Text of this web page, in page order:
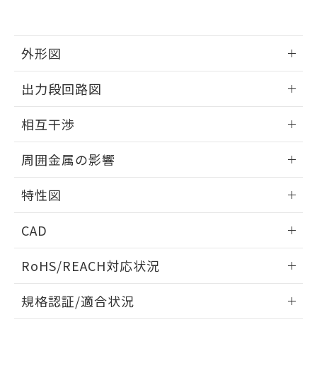
外形図
外形図
出力段回路図
出力段回路図
相互干渉
相互干渉
A: 110mm以上、B: 90mm以上
周囲金属の影響
周囲金属の影響
特性図
検出物体の大きさと材質による影響
CAD
ドすることができます。
ログイン/会員登録
RoHS/REACH対応状況
EU RoHS 注意事項・凡例
規格認証/適合状況
※当社の共同利用者とは、"個人情報
の共同利用に関して"
用者の範囲」に記載されている法人を
とができます。
EU RoHS指令（10物質）の非含有証明書
51物質の非含有証明書（当社基準）
※本証明書は発行日時点で非含有を証明す
ものではありません。
また、RoHS指令のフタル酸エステル類４
物質の対応では、対応完了までの期間は出
欄に対応日を記載しておりました。
既に当社にて対応品への在庫切替を完了
していることから、特段のことがない限
す。